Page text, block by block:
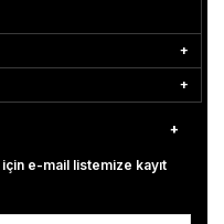
e-mail listemize kayıt